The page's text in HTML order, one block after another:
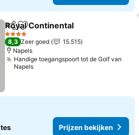
DelenToevoegen aan favorieten
Royal Continental
4 Sterren
8,3 Zeer goed
15.515
Napels
Handige toegangspoort tot de Golf van
Napels
Prijzen bekijken